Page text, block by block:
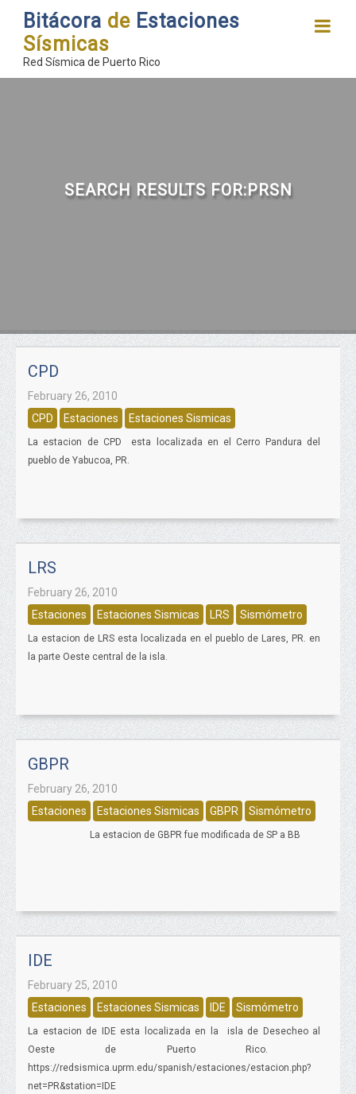
Bitácora de Estaciones
Sísmicas
Red Sísmica de Puerto Rico
SEARCH RESULTS FOR:PRSN
CPD
February 26, 2010
CPD
Estaciones Estaciones Sismicas
La estacion de CPD esta localizada en el Cerro Pandura del
pueblo de Yabucoa, PR.
LRS
February 26, 2010
Estaciones
Estaciones Sismicas LRS Sismómetro
La estacion de LRS esta localizada en el pueblo de Lares, PR. en
la parte Oeste central de la isla.
GBPR
February 26, 2010
Estaciones
Estaciones Sismicas GBPR Sismómetro
La estacion de GBPR fue modificada de SP a BB
IDE
February 25, 2010
Estaciones
Estaciones Sismicas IDE Sismómetro
La estacion de IDE esta localizada en la isla de Desecheo al
Oeste de Puerto Rico.
https://redsismica.uprm.edu/spanish/estaciones/estacion.php?
net=PR&station=IDE